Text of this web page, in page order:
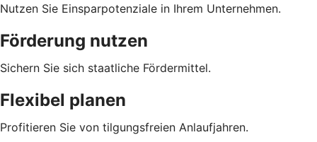
Nutzen Sie Einsparpotenziale in Ihrem Unternehmen.
Förderung nutzen
Sichern Sie sich staatliche Fördermittel.
Flexibel planen
Profitieren Sie von tilgungsfreien Anlaufjahren.